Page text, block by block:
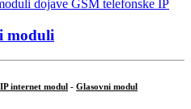
moduli
IP internet modul - Glasovni modul